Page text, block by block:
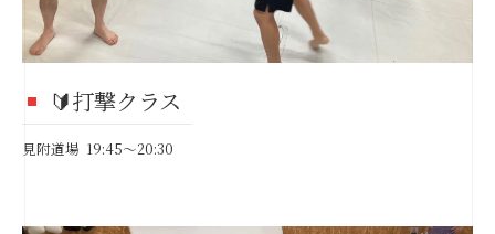
🔰打撃クラス
見附道場 19:45～20:30